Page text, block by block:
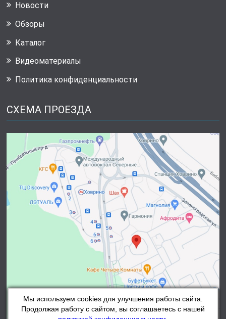
Мы используем cookies для улучшения работы сайта.
Продолжая работу с сайтом, вы соглашаетесь с нашей
Новости
Обзоры
Каталог
Видеоматериалы
Политика конфиденциальности
СХЕМА ПРОЕЗДА